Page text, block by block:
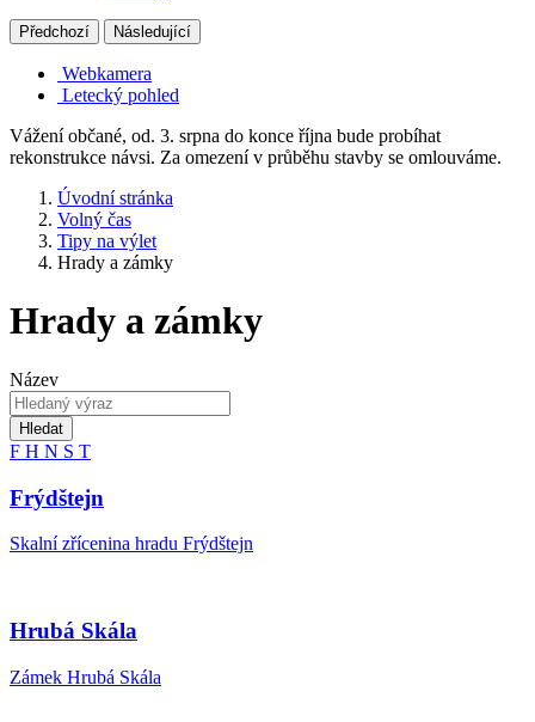
Předchozí Následující
Webkamera
Letecký pohled
Vážení občané, od. 3. srpna do konce října bude probíhat
rekonstrukce návsi. Za omezení v průběhu stavby se omlouváme.
Úvodní stránka
Volný čas
Tipy na výlet
Hrady a zámky
Hrady a zámky
Název
Hledat
F H N S T
Frýdštejn
Skalní zřícenina hradu Frýdštejn
Hrubá Skála
Zámek Hrubá Skála